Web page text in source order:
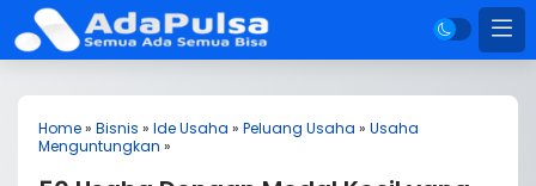
Home» Bisnis » Ide Usaha » Peluang Usaha » Usaha
Menguntungkan »